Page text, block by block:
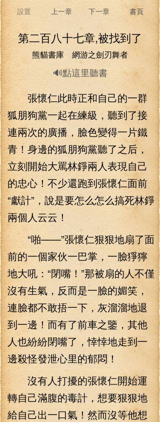
設置 上一章 下一章 書頁
第二百八十七章,被找到了
熊貓書庫 網游之劍刃舞者
🔊點這里聽書
張懷仁此時正和自己的一群
狐朋狗黨一起在練級，聽到了接
連兩次的廣播，臉色變得一片鐵
青！身邊的狐朋狗黨聽了之后，
立刻開始大罵林錚兩人表現自己
的忠心！不少還跑到張懷仁面前
“獻計”，說是要怎么怎么搞死林錚
兩個人云云！
“啪——”張懷仁狠狠地扇了面
前的一個家伙一巴掌，一臉猙獰
地大吼：“閉嘴！”那被扇的人不僅
沒有生氣，反而是一臉的媚笑，
連臉都不敢捂一下，灰溜溜地退
到一邊！而有了前車之鑒，其他
人也紛紛閉嘴了，悻悻地走到一
邊殺怪發泄心里的郁悶！
沒有人打擾的張懷仁開始運
轉自己滿腹的毒計，想要狠狠地
給自己出一口氣！然而沒等他想